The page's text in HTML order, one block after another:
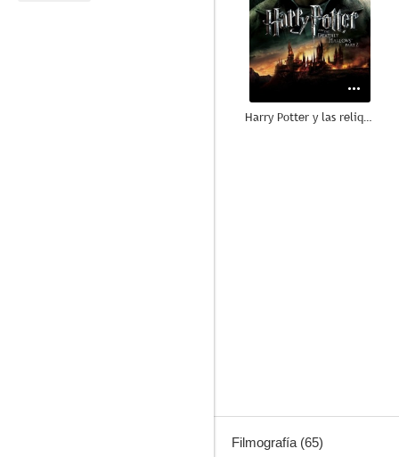
Harry Potter y las reliquias de la muerte - Parte 2
Filmografía (65)